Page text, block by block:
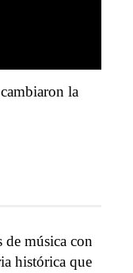
la
de música con
histórica que